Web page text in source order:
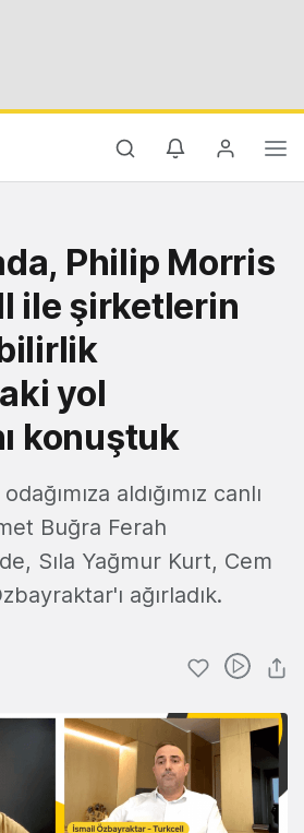
Philip Morris
ile şirketlerin
yol
konuştuk
aldığımız canlı
Buğra Ferah
Sıla Yağmur Kurt, Cem
ağırladık.